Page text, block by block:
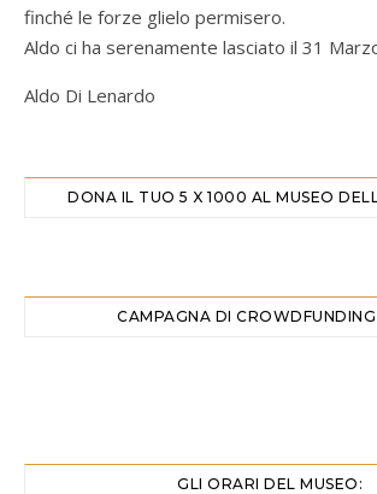
finché le forze glielo permisero.
Aldo ci ha serenamente lasciato il 31
Aldo Di Lenardo
DONA IL TUO 5 X 1000 AL MUSEO
CAMPAGNA DI
GLI ORARI DEL MUSEO: